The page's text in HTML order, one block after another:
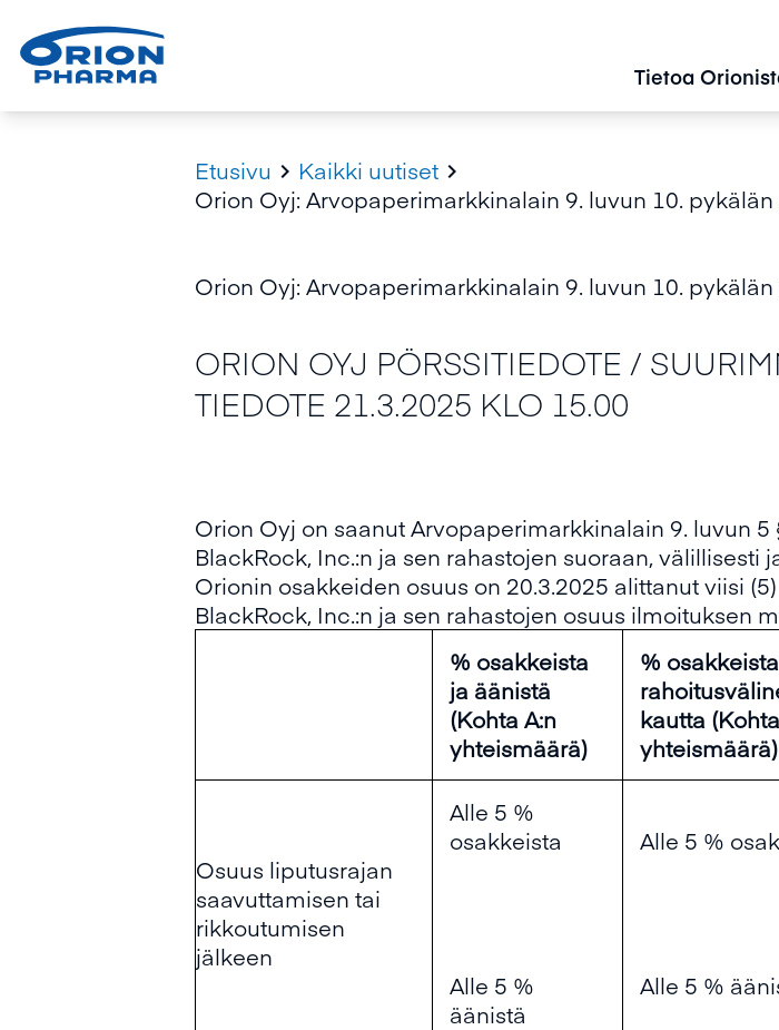
Tietoa
Etusivu  Kaikki uutiset 
Orion Oyj: Arvopaperimarkkinalain 9. luvun 10.
Orion Oyj: Arvopaperimarkkinalain 9. luvun 10.
ORION OYJ PÖRSSITIEDOTE /
TIEDOTE 21.3.2025 KLO 15.00
Orion Oyj on saanut Arvopaperimarkkinalain 9. luvun
BlackRock, Inc.:n ja sen rahastojen suoraan,
Orionin osakkeiden osuus on 20.3.2025 alittanut viisi
BlackRock, Inc.:n ja sen rahastojen osuus ilmoituksen
% osakkeista
ja äänistä
(Kohta A:n
yhteismäärä)
%
kautta
yhteismäärä)
Osuus liputusrajan
saavuttamisen tai
rikkoutumisen
jälkeen
Alle 5 %
osakkeista
Alle 5 %
äänistä
Alle 5 %
Alle 5 %